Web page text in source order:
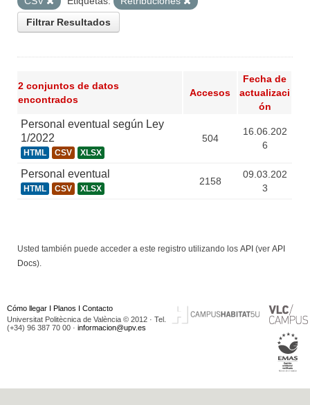
Filtrar Resultados
2 conjuntos de datos
encontrados
Accesos
Fecha de
actualizaci
ón
Personal eventual según Ley
1/2022
HTML CSV XLSX
504
16.06.202
6
Personal eventual
HTML CSV XLSX
2158
09.03.202
3
Usted también puede acceder a este registro utilizando los API (ver API
Docs).
Cómo llegar I Planos I Contacto
Universitat Politècnica de València © 2012 · Tel.
(+34) 96 387 70 00 · informacion@upv.es